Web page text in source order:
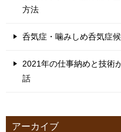
方法
呑気症・噛みしめ呑気症
2021年の仕事納めと技術
話
アーカイブ